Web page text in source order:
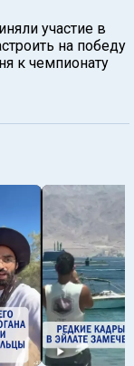
участие в
на победу
к чемпионату